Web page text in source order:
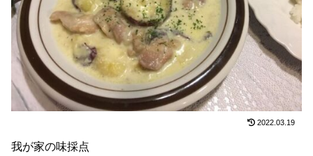
2022.03.19
我が家の味採点